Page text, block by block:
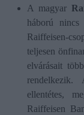
A magyar
háború
Raiffeisen-
teljesen
elvárásait
rendelkezik.
ellentétes,
Raiffeisen